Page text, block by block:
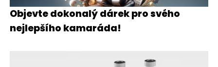
Objevte dokonalý dárek pro svého
nejlepšího kamaráda!